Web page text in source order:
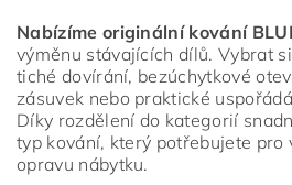
Vložením hodnocení souhlasíte s
osobních údajů
Nabízíme originální kování
výměnu stávajících dílů. Vybrat
tiché dovírání, bezúchytkové
zásuvek nebo praktické
Díky rozdělení do kategorií
typ kování, který potřebujete pro
opravu nábytku.